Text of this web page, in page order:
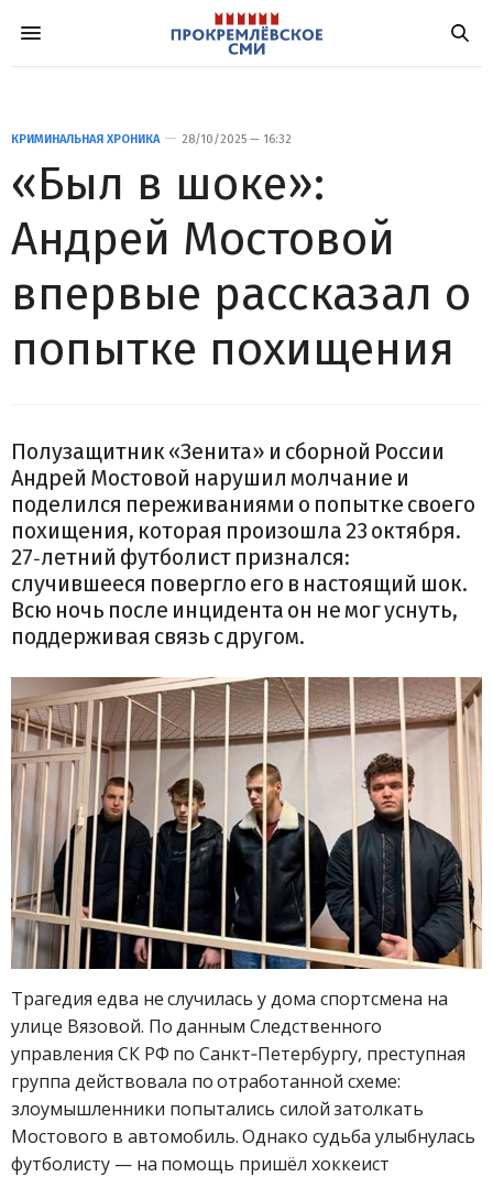
КРИМИНАЛЬНАЯ ХРОНИКА 28/10/2025 — 16:32
«Был в шоке»:
Андрей Мостовой
впервые рассказал о
попытке похищения
Полузащитник «Зенита» и сборной России
Андрей Мостовой нарушил молчание и
поделился переживаниями о попытке своего
похищения, которая произошла 23 октября.
27‑летний футболист признался:
случившееся повергло его в настоящий шок.
Всю ночь после инцидента он не мог уснуть,
поддерживая связь с другом.
Трагедия едва не случилась у дома спортсмена на
улице Вязовой. По данным Следственного
управления СК РФ по Санкт‑Петербургу, преступная
группа действовала по отработанной схеме:
злоумышленники попытались силой затолкать
Мостового в автомобиль. Однако судьба улыбнулась
футболисту — на помощь пришёл хоккеист